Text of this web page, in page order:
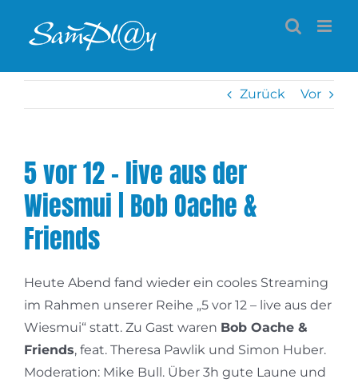
Inhalt
Zurück Vor
5 vor 12 – live aus der
Wiesmui | Bob Oache &
Friends
Heute Abend fand wieder ein cooles Streaming
im Rahmen unserer Reihe „5 vor 12 – live aus der
Wiesmui“ statt. Zu Gast waren Bob Oache &
Friends, feat. Theresa Pawlik und Simon Huber.
Moderation: Mike Bull. Über 3h gute Laune und